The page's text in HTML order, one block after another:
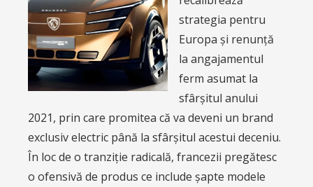
strategia pentru
Europa și renunță
la angajamentul
ferm asumat la
sfârșitul anului
2021, prin care promitea că va deveni un brand
exclusiv electric până la sfârșitul acestui deceniu.
În loc de o tranziție radicală, francezii pregătesc
o ofensivă de produs ce include șapte modele